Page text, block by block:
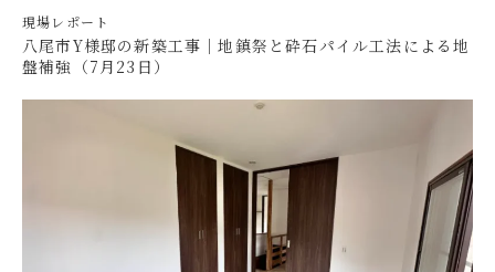
現場レポート
八尾市Y様邸の新築工事｜地鎮祭と砕石パイル工法による地
盤補強（7月23日）